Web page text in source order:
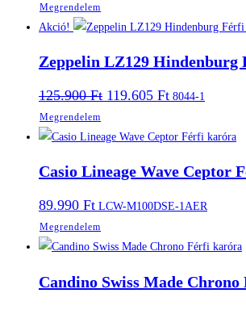
Megrendelem
Akció!
Zeppelin LZ129
125.900Ft Original
price
125.900 Ft.
119.605 FtCurrent
price
119.605 Ft.
8044-1
Megrendelem
Casio Lineage Wave Ceptor
89.990 Ft LCW-M100DSE-1AER
Megrendelem
Candino Swiss Made